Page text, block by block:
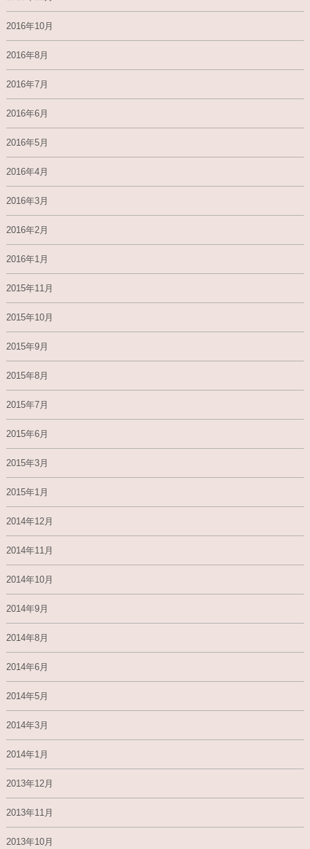
2016年10月
2016年8月
2016年7月
2016年6月
2016年5月
2016年4月
2016年3月
2016年2月
2016年1月
2015年11月
2015年10月
2015年9月
2015年8月
2015年7月
2015年6月
2015年3月
2015年1月
2014年12月
2014年11月
2014年10月
2014年9月
2014年8月
2014年6月
2014年5月
2014年3月
2014年1月
2013年12月
2013年11月
2013年10月